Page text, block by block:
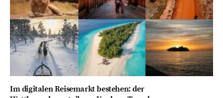
Im digitalen Reisemarkt bestehen: der